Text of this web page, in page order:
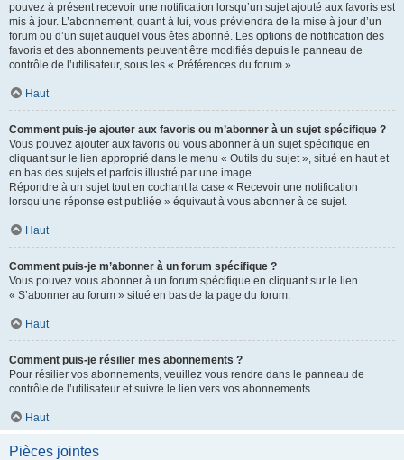
pouvez à présent recevoir une notification lorsqu’un sujet ajouté aux favoris est
mis à jour. L’abonnement, quant à lui, vous préviendra de la mise à jour d’un
forum ou d’un sujet auquel vous êtes abonné. Les options de notification des
favoris et des abonnements peuvent être modifiés depuis le panneau de
contrôle de l’utilisateur, sous les « Préférences du forum ».
Haut
Comment puis-je ajouter aux favoris ou m’abonner à un sujet spécifique ?
Vous pouvez ajouter aux favoris ou vous abonner à un sujet spécifique en
cliquant sur le lien approprié dans le menu « Outils du sujet », situé en haut et
en bas des sujets et parfois illustré par une image.
Répondre à un sujet tout en cochant la case « Recevoir une notification
lorsqu’une réponse est publiée » équivaut à vous abonner à ce sujet.
Haut
Comment puis-je m’abonner à un forum spécifique ?
Vous pouvez vous abonner à un forum spécifique en cliquant sur le lien
« S’abonner au forum » situé en bas de la page du forum.
Haut
Comment puis-je résilier mes abonnements ?
Pour résilier vos abonnements, veuillez vous rendre dans le panneau de
contrôle de l’utilisateur et suivre le lien vers vos abonnements.
Haut
Pièces jointes